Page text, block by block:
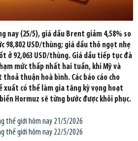
nay (25/5), giá dầu Brent giảm 4,58% so
98,802 USD/thùng; giá dầu thô ngọt nhẹ
ở 92,063 USD/thùng. Giá dầu tiếp tục đà
mức thấp nhất hai tuần, khi Mỹ và
thuận hoà bình. Các báo cáo cho
xuất có thể làm gia tăng kỳ vọng hoạt
Hormuz sẽ từng bước được khôi phục.
thế giới hôm nay 21/5/2026
thế giới hôm nay 22/5/2026